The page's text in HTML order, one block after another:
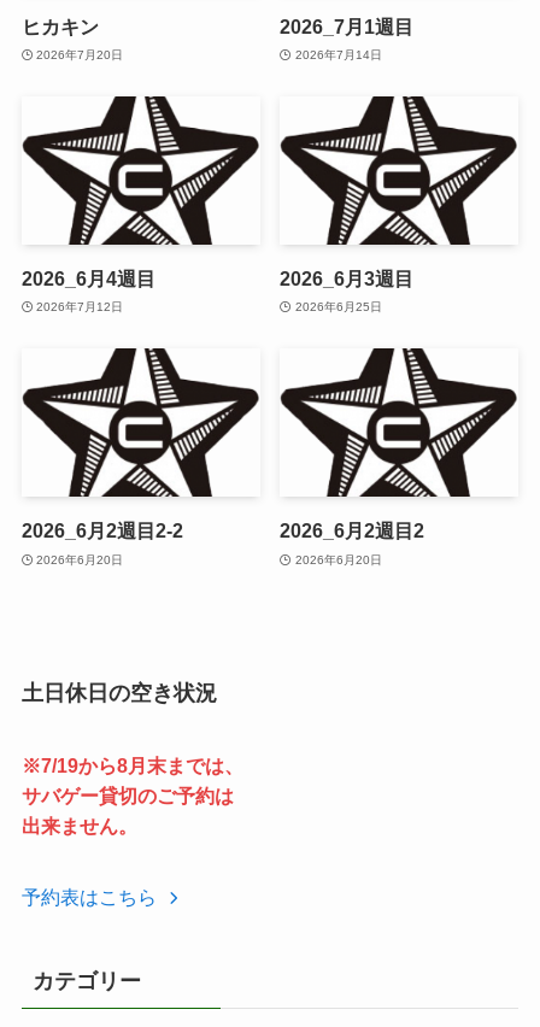
ヒカキン
2026年7月20日
2026_7月1週目
2026年7月14日
2026_6月4週目
2026年7月12日
2026_6月3週目
2026年6月25日
2026_6月2週目2-2
2026年6月20日
2026_6月2週目2
2026年6月20日
土日休日の空き状況
※7/19から8月末までは、
サバゲー貸切のご予約は
出来ません。
予約表はこちら
カテゴリー